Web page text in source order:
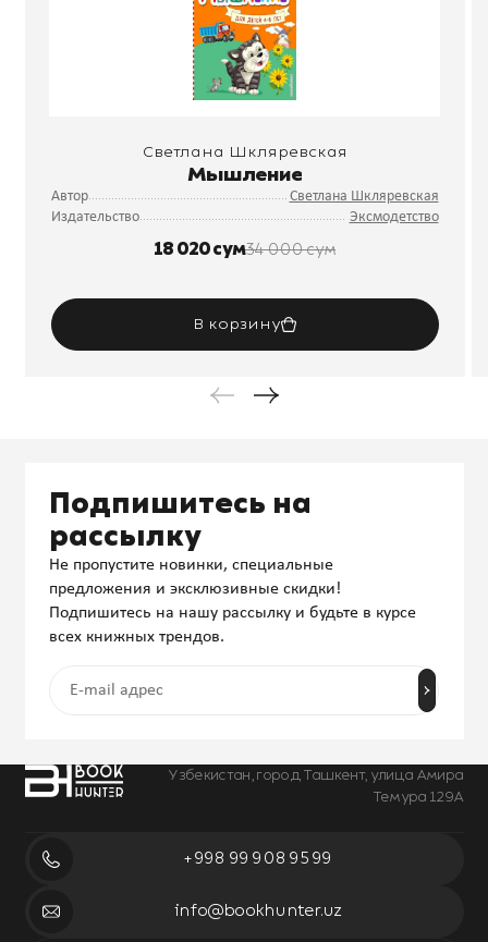
Светлана Шкляревская
Мышление
Автор
Светлана Шкляревская
Издательство
Эксмодетство
18 020 сум34 000 сум
В корзину
Узбекистан, город Ташкент, улица Амира
Темура 129А
+998 99 908 95 99
info@bookhunter.uz
Подпишитесь на
рассылку
Не пропустите новинки, специальные
предложения и эксклюзивные скидки!
Подпишитесь на нашу рассылку и будьте в курсе
всех книжных трендов.